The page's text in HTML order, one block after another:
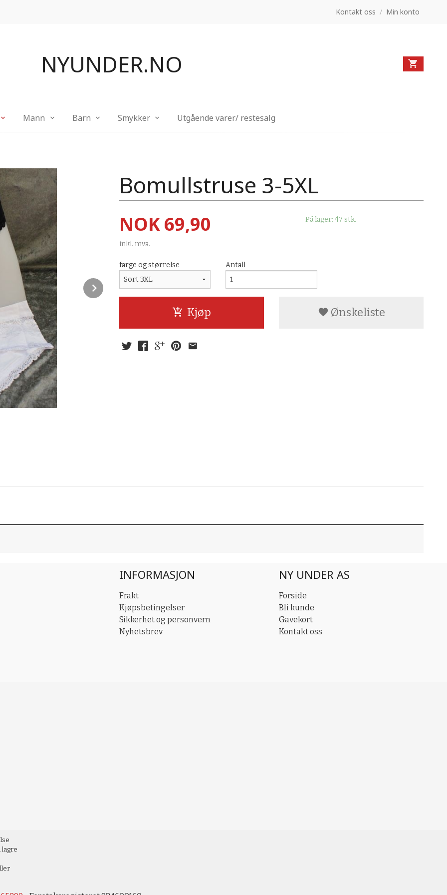
Kontakt oss / Min konto
NYUNDER.NO
Mann Barn Smykker Utgående varer/ restesalg
Next
Bomullstruse 3-5XL
Pris
NOK69,90
inkl. mva.
På lager: 47 stk.
farge og størrelse Antall
Kjøp Ønskeliste
INFORMASJON
Frakt
Kjøpsbetingelser
Sikkerhet og personvern
Nyhetsbrev
NY UNDER AS
Forside
Bli kunde
Gavekort
Kontakt oss
lagre